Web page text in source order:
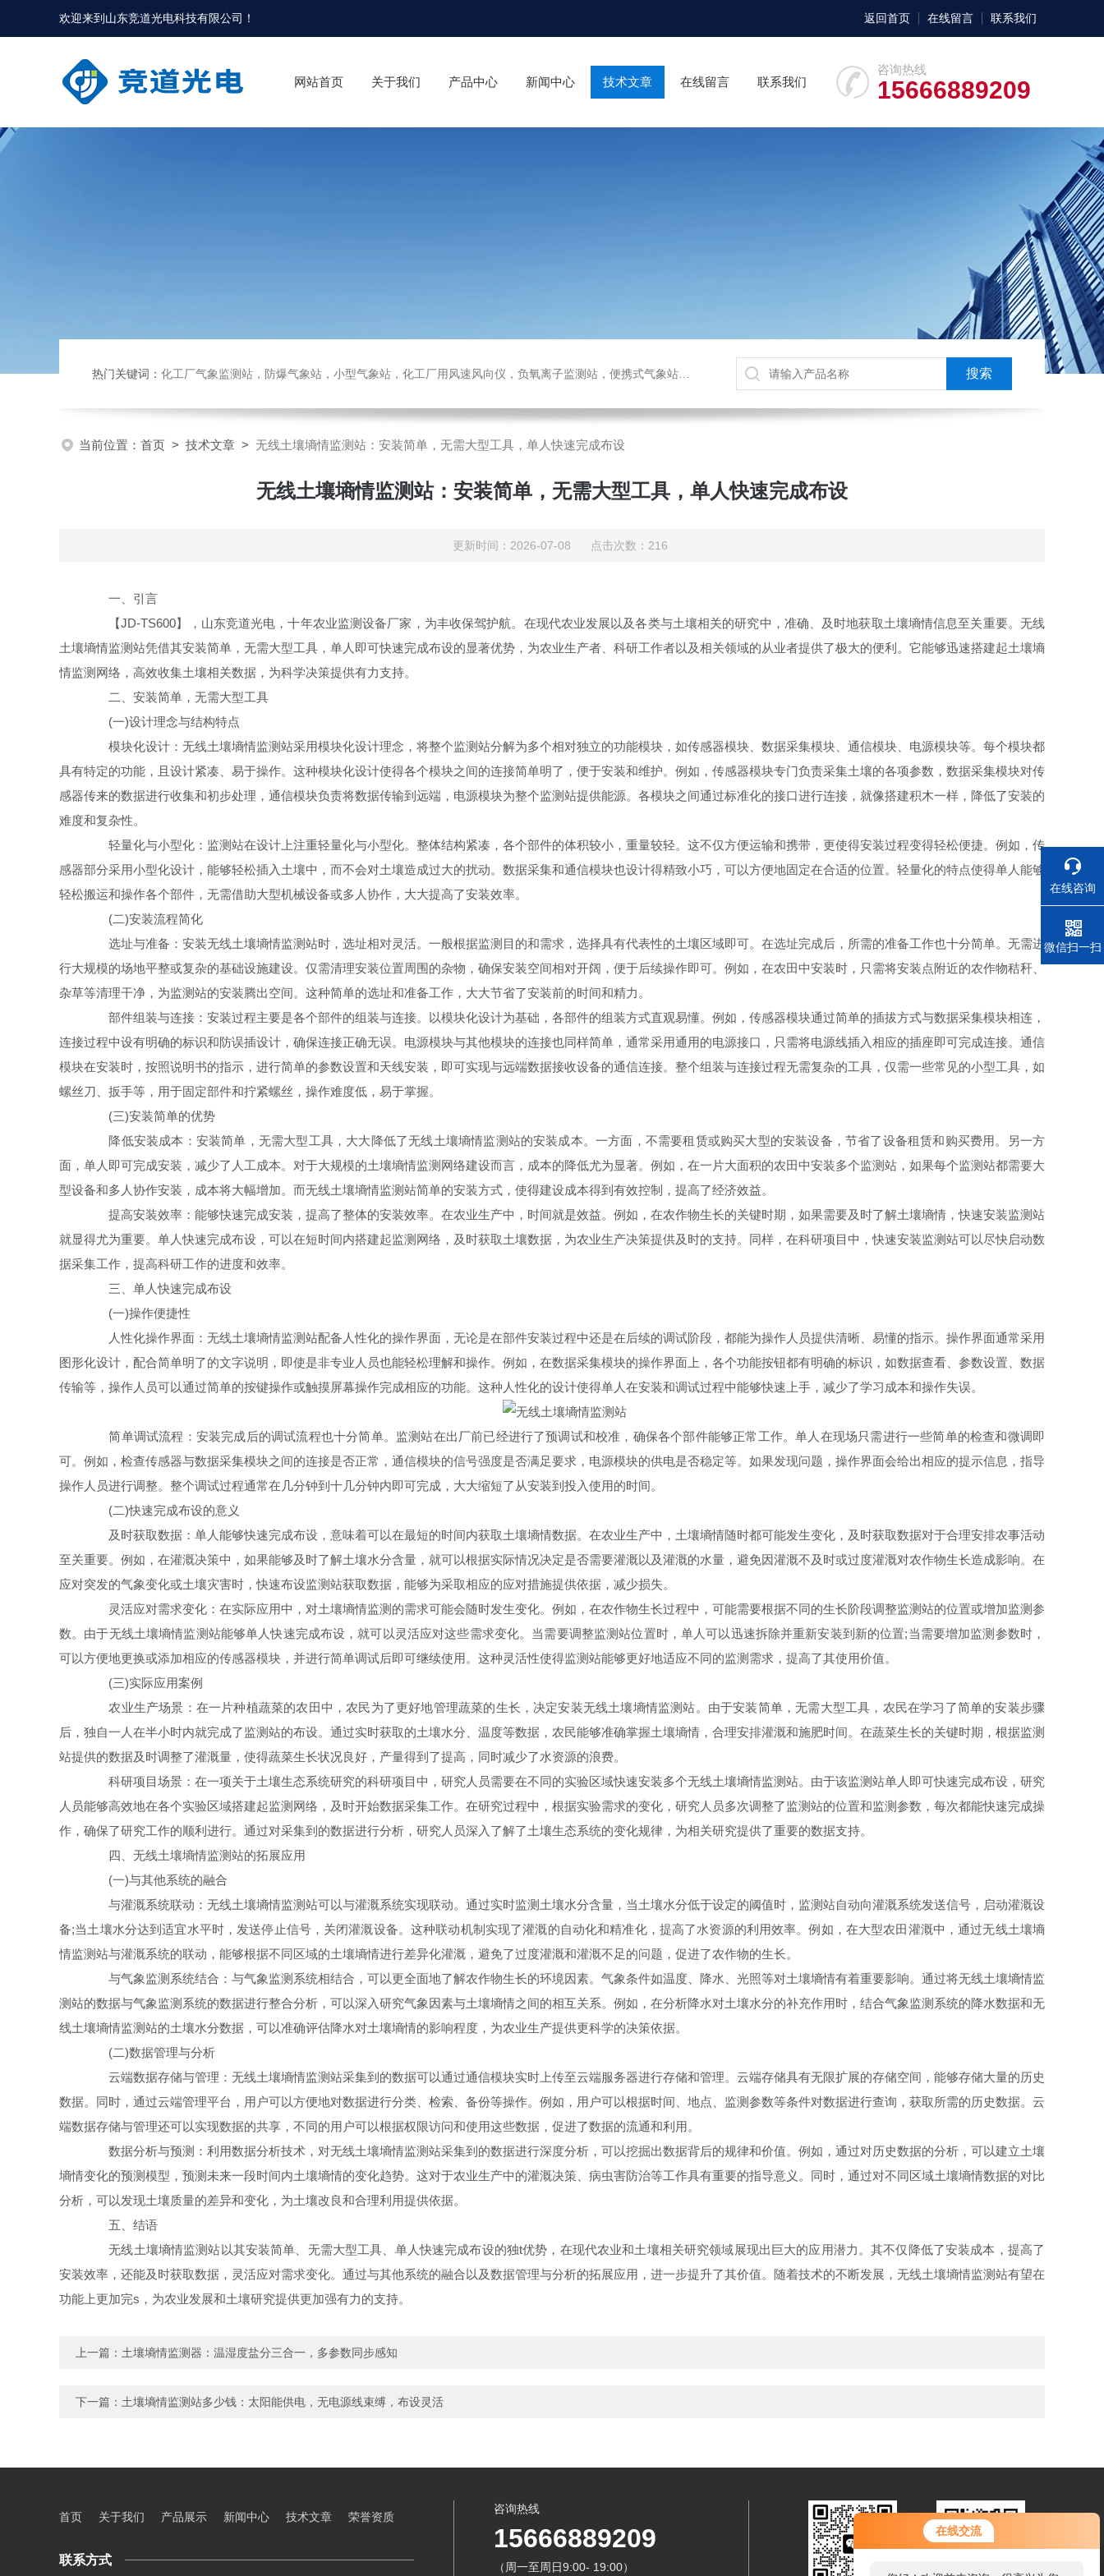
在线交流
欢迎来到 山东竞道光电科技有限公司 ！ 返回首页 在线留言 联系我们
咨询热线
15666889209
网站首页 关于我们 产品中心 新闻中心 技术文章 在线留言 联系我们
热门关键词： 化工厂气象监测站，防爆气象站，小型气象站，化工厂用风速风向仪，负氧离子监测站，便携式气象站，水位监测站
当前位置： 首页 > 技术文章 > 无线土壤墒情监测站：安装简单，无需大型工具，单人快速完成布设
无线土壤墒情监测站：安装简单，无需大型工具，单人快速完成布设
更新时间：2026-07-08 点击次数：216
一、引言
【JD-TS600】，山东竞道光电，十年农业监测设备厂家，为丰收保驾护航。在现代农业发展以及各类与土壤相关的研究中，准确、及时地获取土壤墒情信息至关重要。无线
土壤墒情监测站凭借其安装简单，无需大型工具，单人即可快速完成布设的显著优势，为农业生产者、科研工作者以及相关领域的从业者提供了极大的便利。它能够迅速搭建起土壤墒
情监测网络，高效收集土壤相关数据，为科学决策提供有力支持。
二、安装简单，无需大型工具
(一)设计理念与结构特点
模块化设计：无线土壤墒情监测站采用模块化设计理念，将整个监测站分解为多个相对独立的功能模块，如传感器模块、数据采集模块、通信模块、电源模块等。每个模块都
具有特定的功能，且设计紧凑、易于操作。这种模块化设计使得各个模块之间的连接简单明了，便于安装和维护。例如，传感器模块专门负责采集土壤的各项参数，数据采集模块对传
感器传来的数据进行收集和初步处理，通信模块负责将数据传输到远端，电源模块为整个监测站提供能源。各模块之间通过标准化的接口进行连接，就像搭建积木一样，降低了安装的
难度和复杂性。
轻量化与小型化：监测站在设计上注重轻量化与小型化。整体结构紧凑，各个部件的体积较小，重量较轻。这不仅方便运输和携带，更使得安装过程变得轻松便捷。例如，传
感器部分采用小型化设计，能够轻松插入土壤中，而不会对土壤造成过大的扰动。数据采集和通信模块也设计得精致小巧，可以方便地固定在合适的位置。轻量化的特点使得单人能够
轻松搬运和操作各个部件，无需借助大型机械设备或多人协作，大大提高了安装效率。
(二)安装流程简化
选址与准备：安装无线土壤墒情监测站时，选址相对灵活。一般根据监测目的和需求，选择具有代表性的土壤区域即可。在选址完成后，所需的准备工作也十分简单。无需进
行大规模的场地平整或复杂的基础设施建设。仅需清理安装位置周围的杂物，确保安装空间相对开阔，便于后续操作即可。例如，在农田中安装时，只需将安装点附近的农作物秸秆、
杂草等清理干净，为监测站的安装腾出空间。这种简单的选址和准备工作，大大节省了安装前的时间和精力。
部件组装与连接：安装过程主要是各个部件的组装与连接。以模块化设计为基础，各部件的组装方式直观易懂。例如，传感器模块通过简单的插拔方式与数据采集模块相连，
连接过程中设有明确的标识和防误插设计，确保连接正确无误。电源模块与其他模块的连接也同样简单，通常采用通用的电源接口，只需将电源线插入相应的插座即可完成连接。通信
模块在安装时，按照说明书的指示，进行简单的参数设置和天线安装，即可实现与远端数据接收设备的通信连接。整个组装与连接过程无需复杂的工具，仅需一些常见的小型工具，如
螺丝刀、扳手等，用于固定部件和拧紧螺丝，操作难度低，易于掌握。
(三)安装简单的优势
降低安装成本：安装简单，无需大型工具，大大降低了无线土壤墒情监测站的安装成本。一方面，不需要租赁或购买大型的安装设备，节省了设备租赁和购买费用。另一方
面，单人即可完成安装，减少了人工成本。对于大规模的土壤墒情监测网络建设而言，成本的降低尤为显著。例如，在一片大面积的农田中安装多个监测站，如果每个监测站都需要大
型设备和多人协作安装，成本将大幅增加。而无线土壤墒情监测站简单的安装方式，使得建设成本得到有效控制，提高了经济效益。
提高安装效率：能够快速完成安装，提高了整体的安装效率。在农业生产中，时间就是效益。例如，在农作物生长的关键时期，如果需要及时了解土壤墒情，快速安装监测站
就显得尤为重要。单人快速完成布设，可以在短时间内搭建起监测网络，及时获取土壤数据，为农业生产决策提供及时的支持。同样，在科研项目中，快速安装监测站可以尽快启动数
据采集工作，提高科研工作的进度和效率。
三、单人快速完成布设
(一)操作便捷性
人性化操作界面：无线土壤墒情监测站配备人性化的操作界面，无论是在部件安装过程中还是在后续的调试阶段，都能为操作人员提供清晰、易懂的指示。操作界面通常采用
图形化设计，配合简单明了的文字说明，即使是非专业人员也能轻松理解和操作。例如，在数据采集模块的操作界面上，各个功能按钮都有明确的标识，如数据查看、参数设置、数据
传输等，操作人员可以通过简单的按键操作或触摸屏幕操作完成相应的功能。这种人性化的设计使得单人在安装和调试过程中能够快速上手，减少了学习成本和操作失误。
简单调试流程：安装完成后的调试流程也十分简单。监测站在出厂前已经进行了预调试和校准，确保各个部件能够正常工作。单人在现场只需进行一些简单的检查和微调即
可。例如，检查传感器与数据采集模块之间的连接是否正常，通信模块的信号强度是否满足要求，电源模块的供电是否稳定等。如果发现问题，操作界面会给出相应的提示信息，指导
操作人员进行调整。整个调试过程通常在几分钟到十几分钟内即可完成，大大缩短了从安装到投入使用的时间。
(二)快速完成布设的意义
及时获取数据：单人能够快速完成布设，意味着可以在最短的时间内获取土壤墒情数据。在农业生产中，土壤墒情随时都可能发生变化，及时获取数据对于合理安排农事活动
至关重要。例如，在灌溉决策中，如果能够及时了解土壤水分含量，就可以根据实际情况决定是否需要灌溉以及灌溉的水量，避免因灌溉不及时或过度灌溉对农作物生长造成影响。在
应对突发的气象变化或土壤灾害时，快速布设监测站获取数据，能够为采取相应的应对措施提供依据，减少损失。
灵活应对需求变化：在实际应用中，对土壤墒情监测的需求可能会随时发生变化。例如，在农作物生长过程中，可能需要根据不同的生长阶段调整监测站的位置或增加监测参
数。由于无线土壤墒情监测站能够单人快速完成布设，就可以灵活应对这些需求变化。当需要调整监测站位置时，单人可以迅速拆除并重新安装到新的位置;当需要增加监测参数时，
可以方便地更换或添加相应的传感器模块，并进行简单调试后即可继续使用。这种灵活性使得监测站能够更好地适应不同的监测需求，提高了其使用价值。
(三)实际应用案例
农业生产场景：在一片种植蔬菜的农田中，农民为了更好地管理蔬菜的生长，决定安装无线土壤墒情监测站。由于安装简单，无需大型工具，农民在学习了简单的安装步骤
后，独自一人在半小时内就完成了监测站的布设。通过实时获取的土壤水分、温度等数据，农民能够准确掌握土壤墒情，合理安排灌溉和施肥时间。在蔬菜生长的关键时期，根据监测
站提供的数据及时调整了灌溉量，使得蔬菜生长状况良好，产量得到了提高，同时减少了水资源的浪费。
科研项目场景：在一项关于土壤生态系统研究的科研项目中，研究人员需要在不同的实验区域快速安装多个无线土壤墒情监测站。由于该监测站单人即可快速完成布设，研究
人员能够高效地在各个实验区域搭建起监测网络，及时开始数据采集工作。在研究过程中，根据实验需求的变化，研究人员多次调整了监测站的位置和监测参数，每次都能快速完成操
作，确保了研究工作的顺利进行。通过对采集到的数据进行分析，研究人员深入了解了土壤生态系统的变化规律，为相关研究提供了重要的数据支持。
四、无线土壤墒情监测站的拓展应用
(一)与其他系统的融合
与灌溉系统联动：无线土壤墒情监测站可以与灌溉系统实现联动。通过实时监测土壤水分含量，当土壤水分低于设定的阈值时，监测站自动向灌溉系统发送信号，启动灌溉设
备;当土壤水分达到适宜水平时，发送停止信号，关闭灌溉设备。这种联动机制实现了灌溉的自动化和精准化，提高了水资源的利用效率。例如，在大型农田灌溉中，通过无线土壤墒
情监测站与灌溉系统的联动，能够根据不同区域的土壤墒情进行差异化灌溉，避免了过度灌溉和灌溉不足的问题，促进了农作物的生长。
与气象监测系统结合：与气象监测系统相结合，可以更全面地了解农作物生长的环境因素。气象条件如温度、降水、光照等对土壤墒情有着重要影响。通过将无线土壤墒情监
测站的数据与气象监测系统的数据进行整合分析，可以深入研究气象因素与土壤墒情之间的相互关系。例如，在分析降水对土壤水分的补充作用时，结合气象监测系统的降水数据和无
线土壤墒情监测站的土壤水分数据，可以准确评估降水对土壤墒情的影响程度，为农业生产提供更科学的决策依据。
(二)数据管理与分析
云端数据存储与管理：无线土壤墒情监测站采集到的数据可以通过通信模块实时上传至云端服务器进行存储和管理。云端存储具有无限扩展的存储空间，能够存储大量的历史
数据。同时，通过云端管理平台，用户可以方便地对数据进行分类、检索、备份等操作。例如，用户可以根据时间、地点、监测参数等条件对数据进行查询，获取所需的历史数据。云
端数据存储与管理还可以实现数据的共享，不同的用户可以根据权限访问和使用这些数据，促进了数据的流通和利用。
数据分析与预测：利用数据分析技术，对无线土壤墒情监测站采集到的数据进行深度分析，可以挖掘出数据背后的规律和价值。例如，通过对历史数据的分析，可以建立土壤
墒情变化的预测模型，预测未来一段时间内土壤墒情的变化趋势。这对于农业生产中的灌溉决策、病虫害防治等工作具有重要的指导意义。同时，通过对不同区域土壤墒情数据的对比
分析，可以发现土壤质量的差异和变化，为土壤改良和合理利用提供依据。
五、结语
无线土壤墒情监测站以其安装简单、无需大型工具、单人快速完成布设的独t优势，在现代农业和土壤相关研究领域展现出巨大的应用潜力。其不仅降低了安装成本，提高了
安装效率，还能及时获取数据，灵活应对需求变化。通过与其他系统的融合以及数据管理与分析的拓展应用，进一步提升了其价值。随着技术的不断发展，无线土壤墒情监测站有望在
功能上更加完s，为农业发展和土壤研究提供更加强有力的支持。
上一篇： 土壤墒情监测器：温湿度盐分三合一，多参数同步感知
下一篇： 土壤墒情监测站多少钱：太阳能供电，无电源线束缚，布设灵活
首页 关于我们 产品展示 新闻中心 技术文章 荣誉资质
联系方式
咨询热线
15666889209
（周一至周日9:00- 19:00）
在线咨询
电话
微信扫一扫